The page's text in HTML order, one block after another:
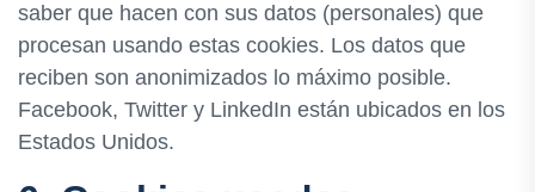
saber que hacen con sus datos (personales) que
procesan usando estas cookies. Los datos que
reciben son anonimizados lo máximo posible.
Facebook, Twitter y LinkedIn están ubicados en los
Estados Unidos.